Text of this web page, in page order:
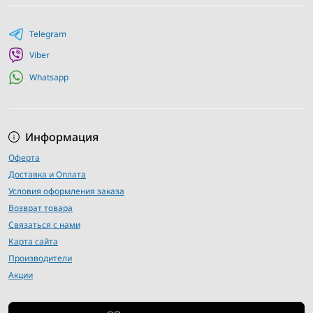
Информация
Оферта
Доставка и Оплата
Условия оформления заказа
Возврат товара
Связаться с нами
Карта сайта
Производители
Акции
Telegram
Viber
Whatsapp